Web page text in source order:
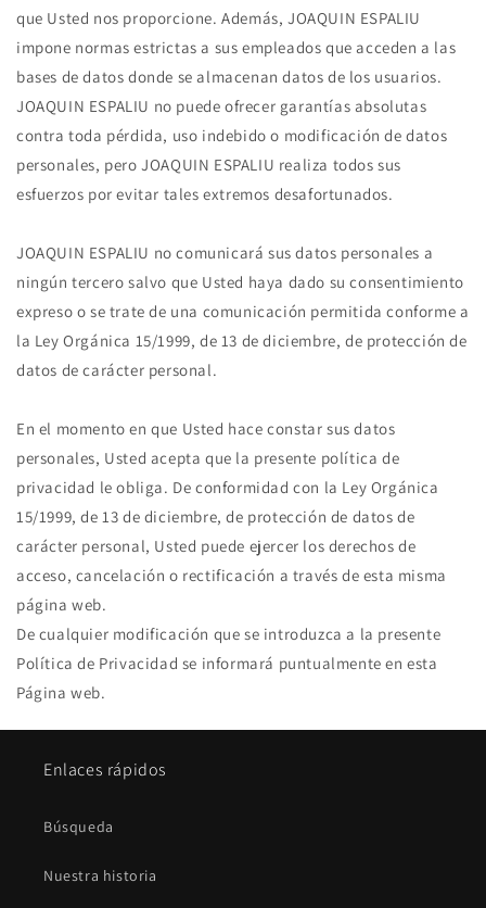
que Usted nos proporcione. Además, JOAQUIN ESPALIU
impone normas estrictas a sus empleados que acceden a las
bases de datos donde se almacenan datos de los usuarios.
JOAQUIN ESPALIU no puede ofrecer garantías absolutas
contra toda pérdida, uso indebido o modificación de datos
personales, pero JOAQUIN ESPALIU realiza todos sus
esfuerzos por evitar tales extremos desafortunados.
JOAQUIN ESPALIU no comunicará sus datos personales a
ningún tercero salvo que Usted haya dado su consentimiento
expreso o se trate de una comunicación permitida conforme a
la Ley Orgánica 15/1999, de 13 de diciembre, de protección de
datos de carácter personal.
En el momento en que Usted hace constar sus datos
personales, Usted acepta que la presente política de
privacidad le obliga. De conformidad con la Ley Orgánica
15/1999, de 13 de diciembre, de protección de datos de
carácter personal, Usted puede ejercer los derechos de
acceso, cancelación o rectificación a través de esta misma
página web.
De cualquier modificación que se introduzca a la presente
Política de Privacidad se informará puntualmente en esta
Página web.
Enlaces rápidos
Búsqueda
Nuestra historia